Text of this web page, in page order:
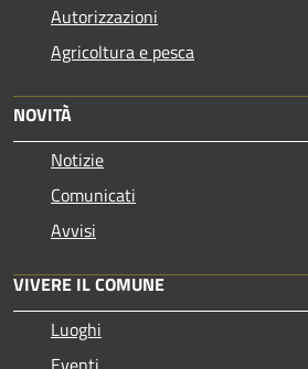
Autorizzazioni
Agricoltura e pesca
NOVITÀ
Notizie
Comunicati
Avvisi
VIVERE IL COMUNE
Luoghi